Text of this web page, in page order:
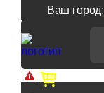
Ваш город:
Доп. скидка